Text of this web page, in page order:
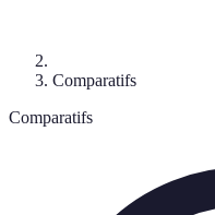
Comparatifs
Comparatifs